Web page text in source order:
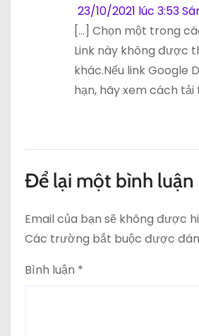
23/10/2021 lúc 3:53
[…] Chọn một trong
Link này không được
khác.Nếu link Google
hạn, hãy xem cách tải
Để lại một bình luận
Email của bạn sẽ không được
Các trường bắt buộc được
Bình luận *